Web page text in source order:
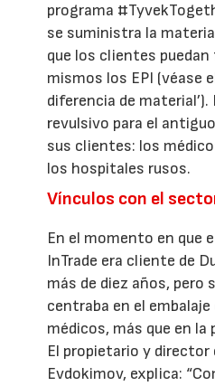
programa
se suministra la
que los clientes
mismos los EPI (véase
diferencia de
revulsivo para el
sus clientes: los
los hospitales rusos.
Vínculos con el
En el momento en que
InTrade era cliente de
más de diez años, pero
centraba en el
médicos, más que en
El propietario y
Evdokimov, explica: